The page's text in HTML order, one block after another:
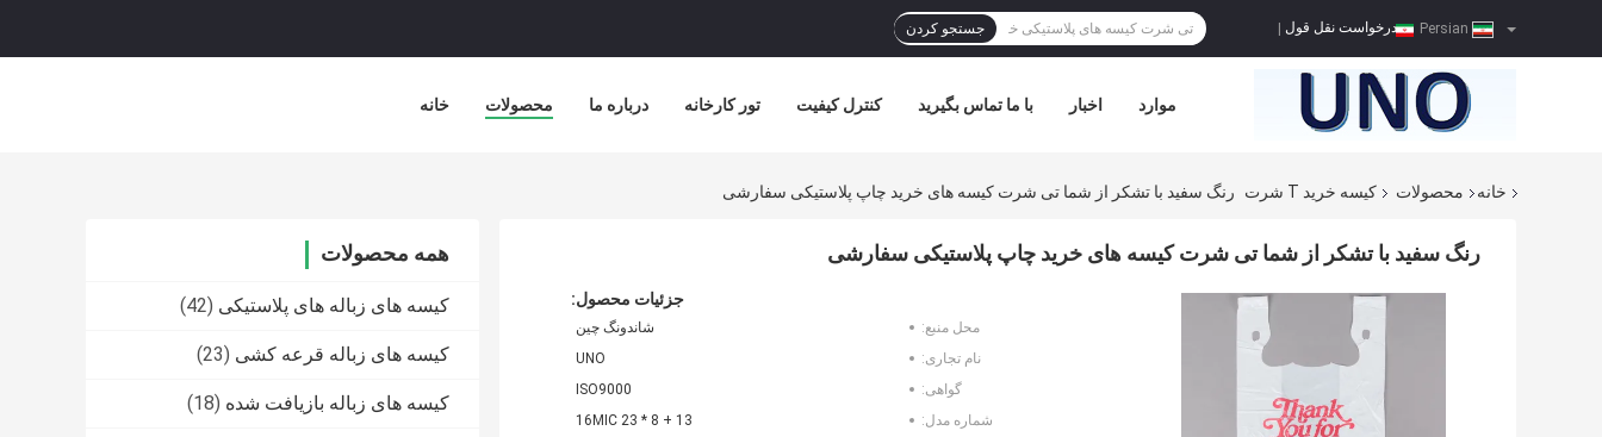
درخواست نقل قول جستجو کردن
خانه محصولات درباره ما تور کارخانه کنترل کیفیت با ما تماس بگیرید اخبار موارد
خانه محصولات کیسه خرید T شرت رنگ سفید با تشکر از شما تی شرت کیسه های خرید چاپ پلاستیکی سفارشی
همه محصولات
کیسه های زباله های پلاستیکی (42)
کیسه های زباله قرعه کشی (23)
کیسه های زباله بازیافت شده (18)
رنگ سفید با تشکر از شما تی شرت کیسه های خرید چاپ پلاستیکی سفارشی
جزئیات محصول:
محل منبع:
شاندونگ چین
نام تجاری:
UNO
گواهی:
ISO9000
شماره مدل:
13 + 8 * 23 16MIC